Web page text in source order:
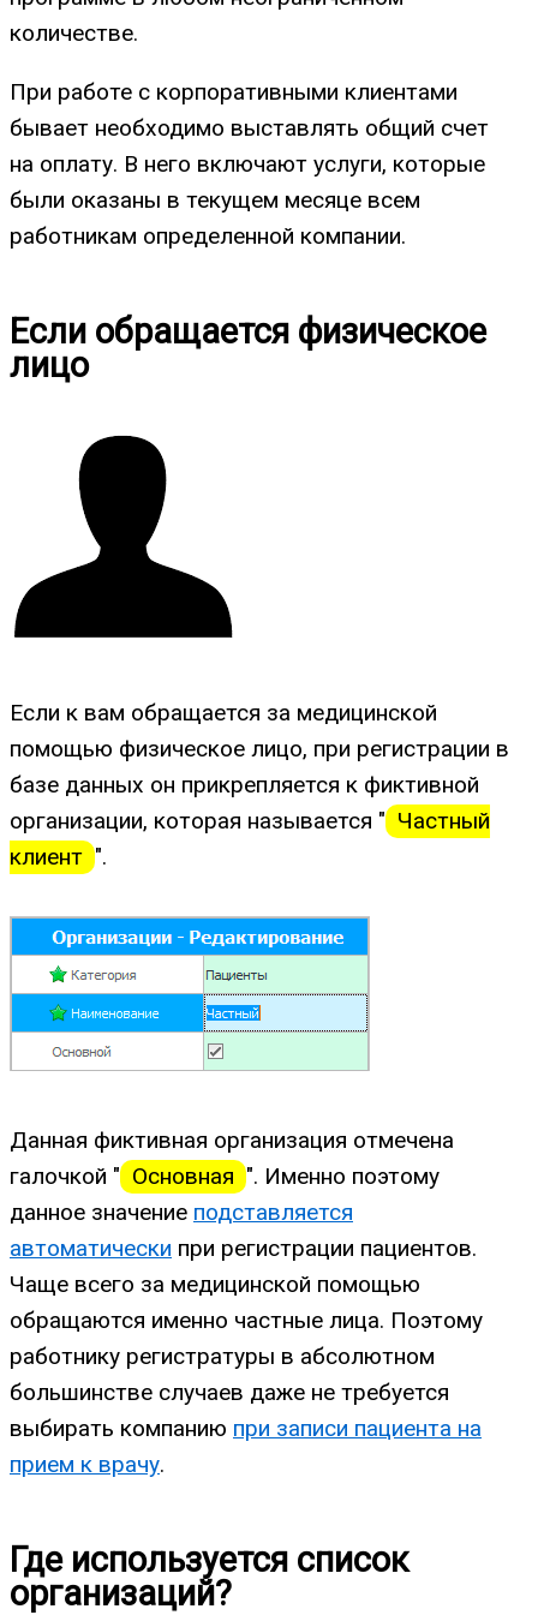
количестве.
При работе с корпоративными клиентами
бывает необходимо выставлять общий счет
на оплату. В него включают услуги, которые
были оказаны в текущем месяце всем
работникам определенной компании.
Если обращается физическое
лицо
Если к вам обращается за медицинской
помощью физическое лицо, при регистрации в
базе данных он прикрепляется к фиктивной
организации, которая называется " Частный
клиент ".
Данная фиктивная организация отмечена
галочкой " Основная ". Именно поэтому
данное значение подставляется
автоматически при регистрации пациентов.
Чаще всего за медицинской помощью
обращаются именно частные лица. Поэтому
работнику регистратуры в абсолютном
большинстве случаев даже не требуется
выбирать компанию при записи пациента на
прием к врачу.
Где используется список
организаций?